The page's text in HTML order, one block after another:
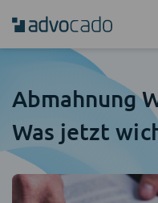
Abmahnung
Was jetzt